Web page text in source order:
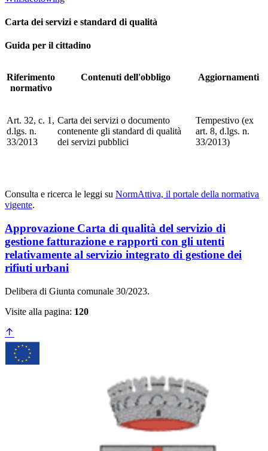
Carta dei servizi e standard di qualità
Guida per il cittadino
Riferimento
normativo
Contenuti dell'obbligo Aggiornamenti
Art. 32, c. 1,
d.lgs. n.
33/2013
Carta dei servizi o documento
contenente gli standard di qualità
dei servizi pubblici
Tempestivo (ex
art. 8, d.lgs. n.
33/2013)
Consulta e ricerca le leggi su NormAttiva, il portale della normativa
vigente.
Approvazione Carta di qualità del servizio di
gestione fatturazione e rapporti con gli utenti
relativamente al servizio integrato di gestione dei
rifiuti urbani
Delibera di Giunta comunale 30/2023.
Visite alla pagina: 120